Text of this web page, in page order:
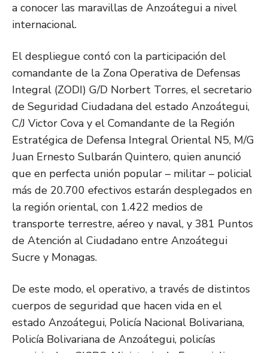
a conocer las maravillas de Anzoátegui a nivel
internacional.
El despliegue contó con la participación del
comandante de la Zona Operativa de Defensas
Integral (ZODI) G/D Norbert Torres, el secretario
de Seguridad Ciudadana del estado Anzoátegui,
C/J Victor Cova y el Comandante de la Región
Estratégica de Defensa Integral Oriental N5, M/G
Juan Ernesto Sulbarán Quintero, quien anunció
que en perfecta unión popular – militar – policial
más de 20.700 efectivos estarán desplegados en
la región oriental, con 1.422 medios de
transporte terrestre, aéreo y naval, y 381 Puntos
de Atención al Ciudadano entre Anzoátegui
Sucre y Monagas.
De este modo, el operativo, a través de distintos
cuerpos de seguridad que hacen vida en el
estado Anzoátegui, Policía Nacional Bolivariana,
Policía Bolivariana de Anzoátegui, policías